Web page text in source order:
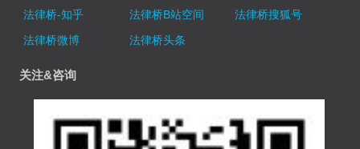
法律桥-知乎
法律桥B站空间
法律桥搜狐号
法律桥微博
法律桥头条
关注&咨询